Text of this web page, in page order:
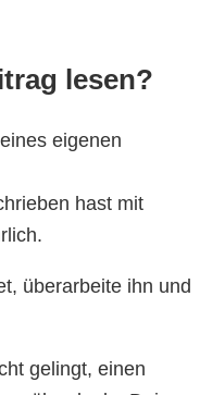
lesen?
eigenen
hast mit
überarbeite ihn und
gelingt, einen